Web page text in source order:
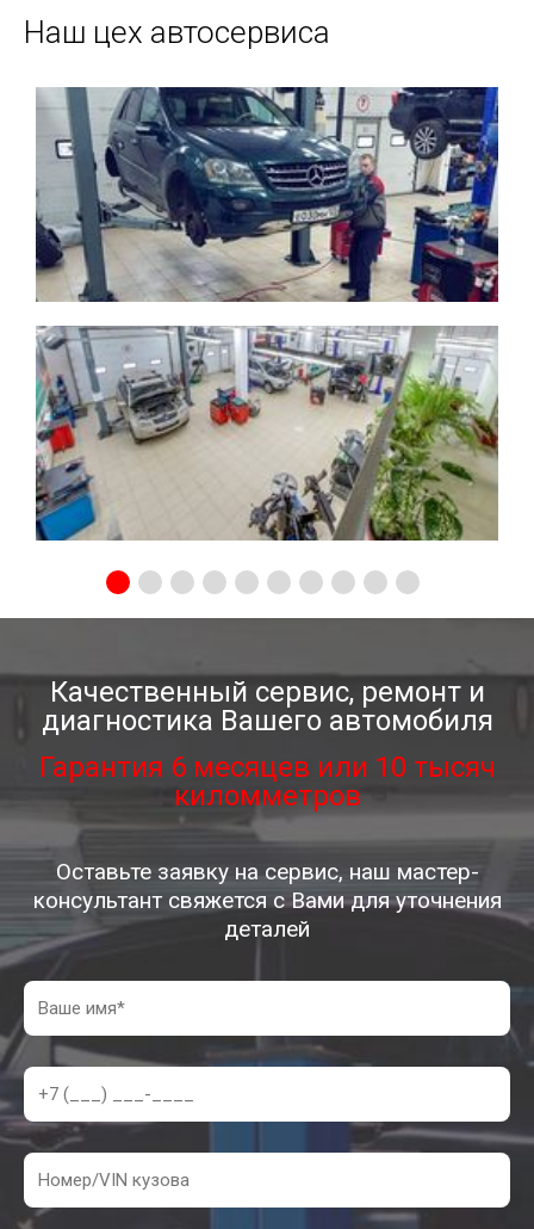
Наш цех автосервиса
Качественный сервис, ремонт и
диагностика Вашего автомобиля
Гарантия 6 месяцев или 10 тысяч
киломметров
Оставьте заявку на сервис, наш мастер-
консультант свяжется с Вами для уточнения
деталей